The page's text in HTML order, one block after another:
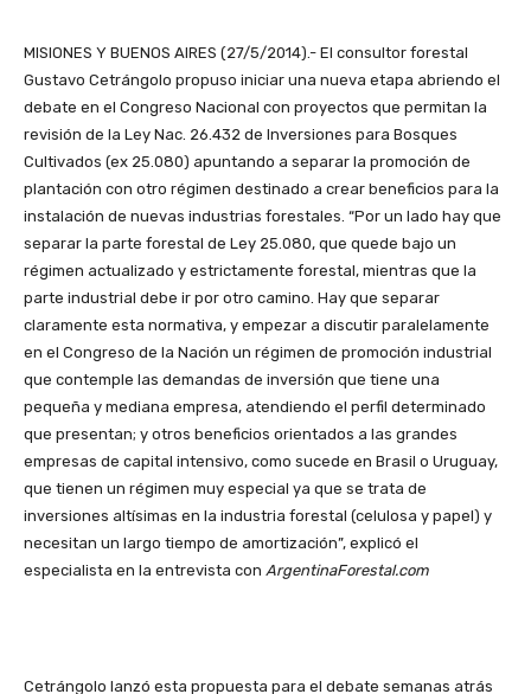
MISIONES Y BUENOS AIRES (27/5/2014).- El consultor forestal
Gustavo Cetrángolo propuso iniciar una nueva etapa abriendo el
debate en el Congreso Nacional con proyectos que permitan la
revisión de la Ley Nac. 26.432 de Inversiones para Bosques
Cultivados (ex 25.080) apuntando a separar la promoción de
plantación con otro régimen destinado a crear beneficios para la
instalación de nuevas industrias forestales. “Por un lado hay que
separar la parte forestal de Ley 25.080, que quede bajo un
régimen actualizado y estrictamente forestal, mientras que la
parte industrial debe ir por otro camino. Hay que separar
claramente esta normativa, y empezar a discutir paralelamente
en el Congreso de la Nación un régimen de promoción industrial
que contemple las demandas de inversión que tiene una
pequeña y mediana empresa, atendiendo el perfil determinado
que presentan; y otros beneficios orientados a las grandes
empresas de capital intensivo, como sucede en Brasil o Uruguay,
que tienen un régimen muy especial ya que se trata de
inversiones altísimas en la industria forestal (celulosa y papel) y
necesitan un largo tiempo de amortización”, explicó el
especialista en la entrevista con ArgentinaForestal.com
Cetrángolo lanzó esta propuesta para el debate semanas atrás